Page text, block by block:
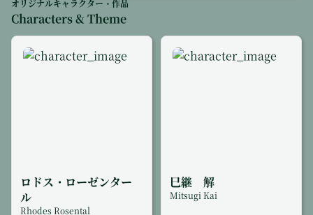
オリジナルキャラクター・作品
Characters & Theme
ロドス・ローゼンター
ル
Rhodes Rosental
巳継 解
Mitsugi Kai